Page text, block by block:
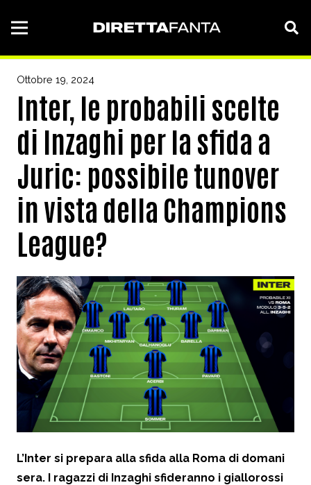
Ottobre 19, 2024
Inter, le probabili scelte
di Inzaghi per la sfida a
Juric: possibile tunover
in vista della Champions
League?
L’Inter si prepara alla sfida alla Roma di domani
sera. I ragazzi di Inzaghi sfideranno i giallorossi